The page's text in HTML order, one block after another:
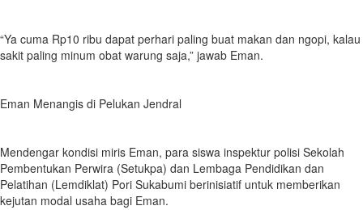
“Ya cuma Rp10 ribu dapat perhari paling buat makan dan ngopi, kalau
sakit paling minum obat warung saja,” jawab Eman.
Eman Menangis di Pelukan Jendral
Mendengar kondisi miris Eman, para siswa inspektur polisi Sekolah
Pembentukan Perwira (Setukpa) dan Lembaga Pendidikan dan
Pelatihan (Lemdiklat) Pori Sukabumi berinisiatif untuk memberikan
kejutan modal usaha bagi Eman.